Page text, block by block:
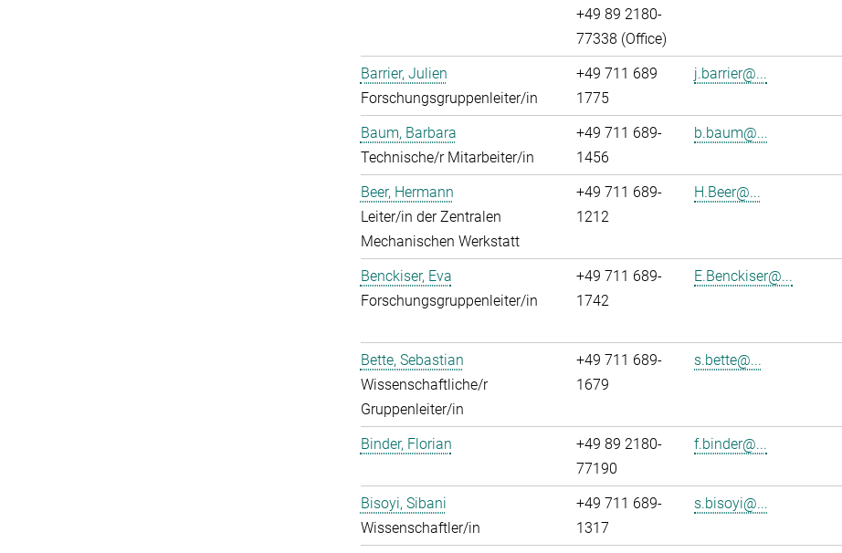
+49 89 2180-
77338 (Office)
Barrier, Julien
Forschungsgruppenleiter/in
+49 711 689
1775
j.barrier@...
Baum, Barbara
Technische/r Mitarbeiter/in
+49 711 689-
1456
b.baum@...
Beer, Hermann
Leiter/in der Zentralen
Mechanischen Werkstatt
+49 711 689-
1212
H.Beer@...
Benckiser, Eva
Forschungsgruppenleiter/in
+49 711 689-
1742
E.Benckiser@...
Bette, Sebastian
Wissenschaftliche/r
Gruppenleiter/in
+49 711 689-
1679
s.bette@...
Binder, Florian
+49 89 2180-
77190
f.binder@...
Bisoyi, Sibani
Wissenschaftler/in
+49 711 689-
1317
s.bisoyi@...